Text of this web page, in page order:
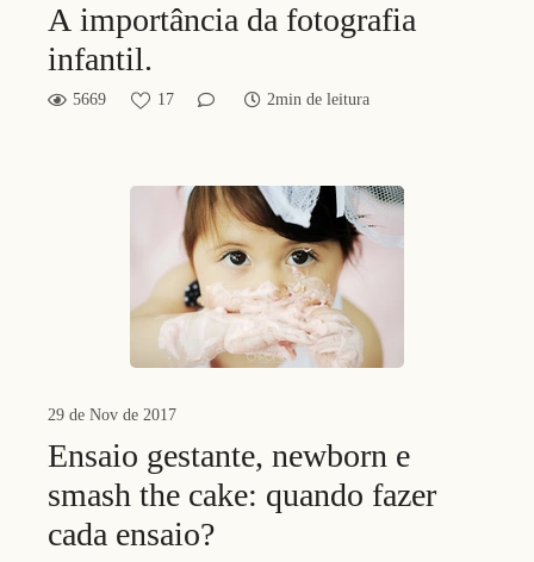
A importância da fotografia
infantil.
5669 17 2min de leitura
29 de Nov de 2017
Ensaio gestante, newborn e
smash the cake: quando fazer
cada ensaio?